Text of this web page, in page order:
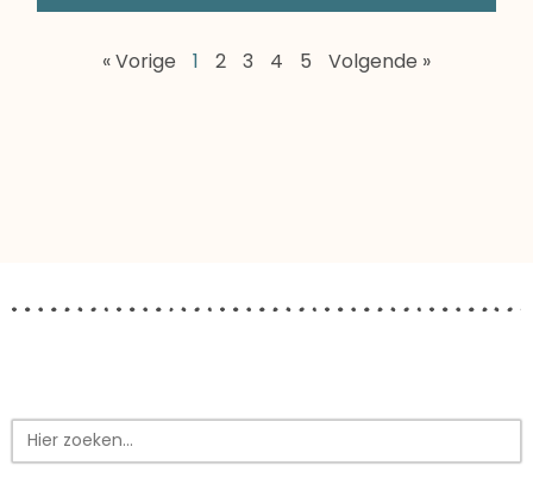
« Vorige 1 2 3 4 5 Volgende »
Zoek
naar: